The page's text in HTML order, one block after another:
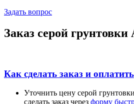
Задать вопрос
Заказ серой
Как сделать заказ и оплатить
Уточнить цену серой
сделать заказ через форму